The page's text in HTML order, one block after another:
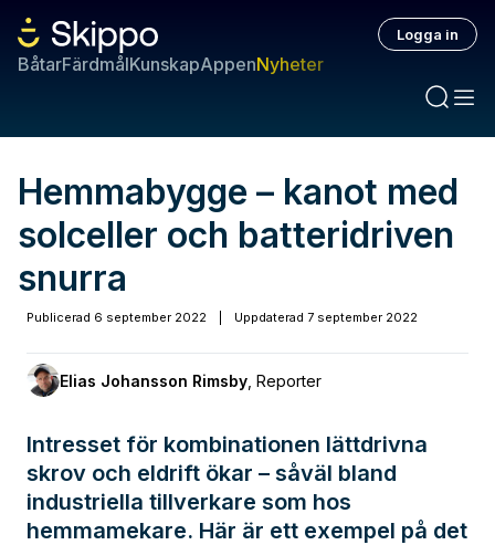
BåtarFärdmålKunskapAppenNyheter
Logga in
Hemmabygge – kanot med
solceller och batteridriven
snurra
Publicerad 6 september 2022 Uppdaterad 7 september 2022
Elias Johansson Rimsby Reporter
Intresset för kombinationen lättdrivna
skrov och eldrift ökar – såväl bland
industriella tillverkare som hos
hemmamekare. Här är ett exempel på det